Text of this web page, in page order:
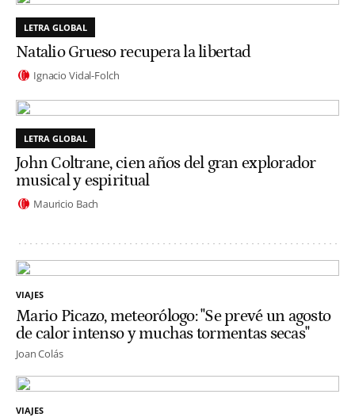
LETRA GLOBAL
Natalio Grueso recupera la libertad
Ignacio Vidal-Folch
LETRA GLOBAL
John Coltrane, cien años del gran explorador
musical y espiritual
Mauricio Bach
VIAJES
Mario Picazo, meteorólogo: "Se prevé un agosto
de calor intenso y muchas tormentas secas"
Joan Colás
VIAJES